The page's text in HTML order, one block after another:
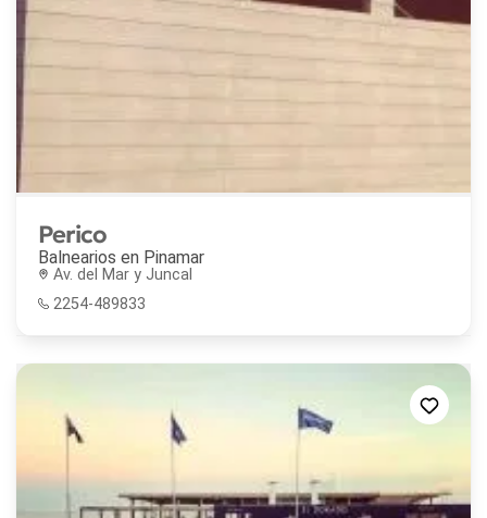
Perico
Balnearios en Pinamar
Av. del Mar y Juncal
2254-489833